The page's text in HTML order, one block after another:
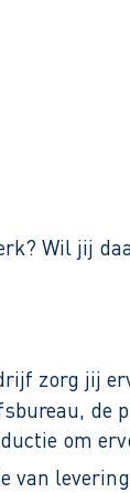
Wil jij
zorg jij
de
om
van